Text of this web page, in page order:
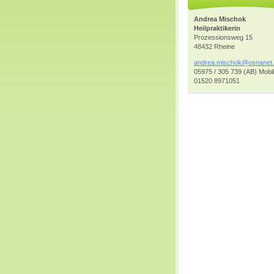
Andrea Mischok
Heilpraktikerin
Prozessionsweg 15
48432 Rheine
andrea.mischok@o
05975 / 305 739 (AB) Mobil
01520 8971051